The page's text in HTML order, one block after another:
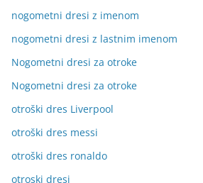
nogometni dresi z imenom
nogometni dresi z lastnim imenom
Nogometni dresi za otroke
Nogometni dresi za otroke
otroški dres Liverpool
otroški dres messi
otroški dres ronaldo
otroski dresi